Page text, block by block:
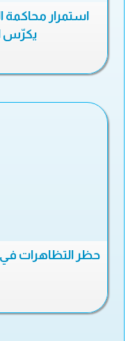
استمرار محاكمة
يكرّس
حظر التظاهرات في